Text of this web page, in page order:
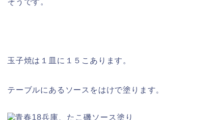
そうです。
玉子焼は１皿に１５こあります。
テーブルにあるソースをはけで塗ります。